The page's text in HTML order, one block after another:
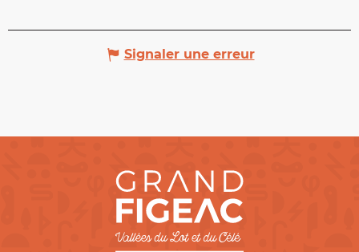
Signaler une erreur